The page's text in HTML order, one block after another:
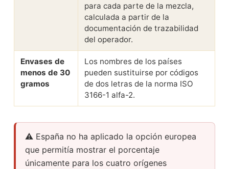
para cada parte de la mezcla,
calculada a partir de la
documentación de trazabilidad
del operador.
Envases de
menos de 30
gramos
Los nombres de los países
pueden sustituirse por códigos
de dos letras de la norma ISO
3166-1 alfa-2.
⚠️ España no ha aplicado la opción europea
que permitía mostrar el porcentaje
únicamente para los cuatro orígenes